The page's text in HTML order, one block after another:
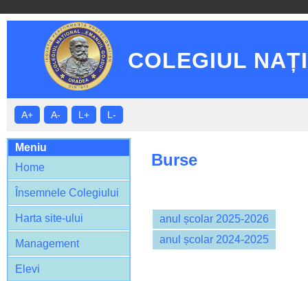
COLEGIUL
A+ A- L+ L-
Meniu
Home
Însemnele Colegiului
Harta site-ului
Management
Elevi
Burse
anul școlar 2025-2026
anul școlar 2024-2025